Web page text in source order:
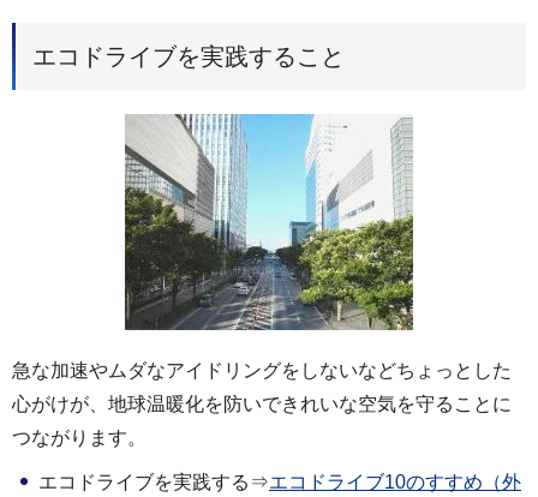
エコドライブを実践すること
急な加速やムダなアイドリングをしないなどちょっとした
心がけが、地球温暖化を防いできれいな空気を守ることに
つながります。
エコドライブを実践する⇒エコドライブ10のすすめ（外